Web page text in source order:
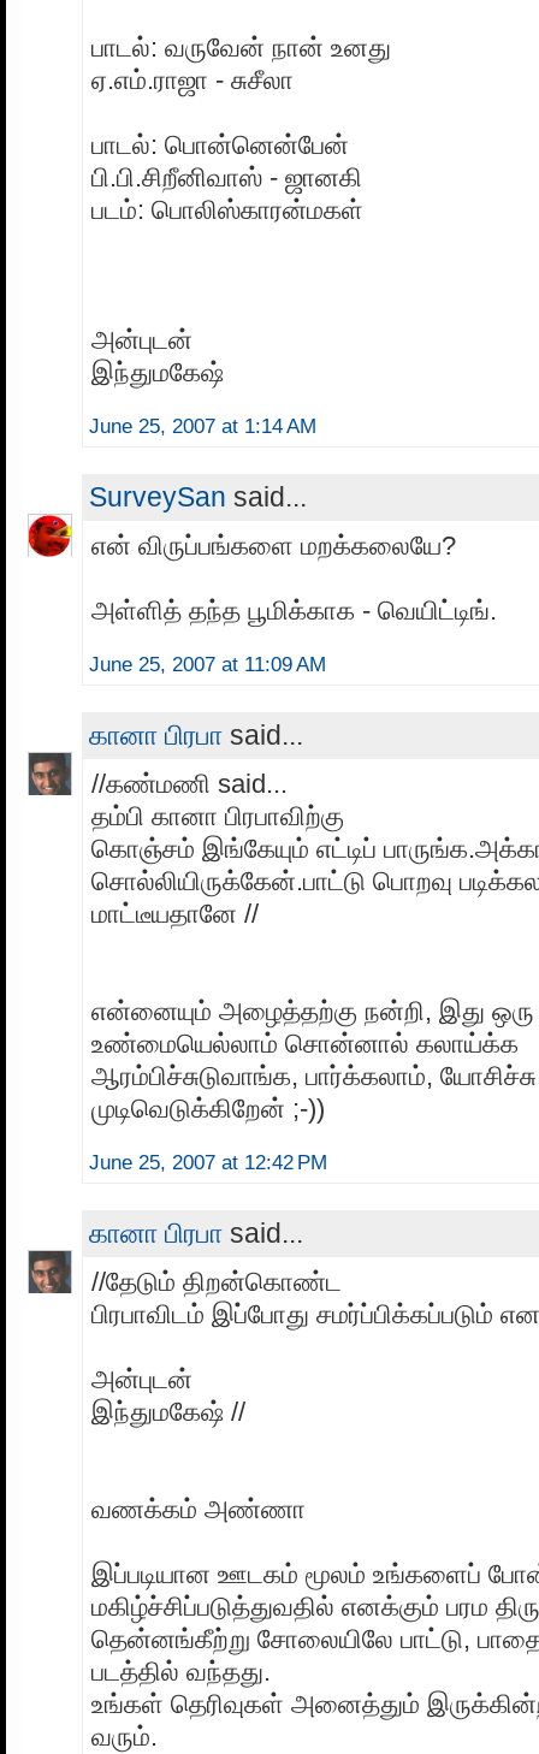
பாடல்: வருவேன் நான் உனது
ஏ.எம்.ராஜா - சுசீலா
பாடல்: பொன்னென்பேன்
பி.பி.சிறீனிவாஸ் - ஜானகி
படம்: பொலிஸ்காரன்மகள்
அன்புடன்
இந்துமகேஷ்
June 25, 2007 at 1:14 AM
SurveySan said...
என் விருப்பங்களை மறக்கலையே?
அள்ளித் தந்த பூமிக்காக - வெயிட்டிங்.
June 25, 2007 at 11:09 AM
கானா பிரபா said...
//கண்மணி said...
தம்பி கானா பிரபாவிற்கு
கொஞ்சம் இங்கேயும் எட்டிப்
சொல்லியிருக்கேன்.பாட்டு பொறவு
மாட்டீயதானே //
என்னையும் அழைத்தற்கு நன்றி, இது ஒரு
உண்மையெல்லாம் சொன்னால் கலாய்க்க
ஆரம்பிச்சுடுவாங்க, பார்க்கலாம், யோசிச்சு
முடிவெடுக்கிறேன் ;-))
June 25, 2007 at 12:42 PM
கானா பிரபா said...
//தேடும் திறன்கொண்ட
பிரபாவிடம் இப்போது சமர்ப்பிக்கப்படும்
அன்புடன்
இந்துமகேஷ் //
வணக்கம் அண்ணா
இப்படியான ஊடகம் மூலம் உங்களைப்
மகிழ்ச்சிப்படுத்துவதில் எனக்கும் பரம
தென்னங்கீற்று சோலையிலே பாட்டு, பாதை
படத்தில் வந்தது.
உங்கள் தெரிவுகள் அனைத்தும்
வரும்.